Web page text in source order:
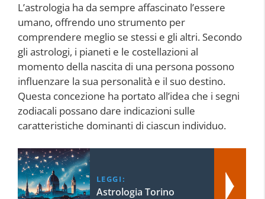
L’astrologia ha da sempre affascinato l’essere
umano, offrendo uno strumento per
comprendere meglio se stessi e gli altri. Secondo
gli astrologi, i pianeti e le costellazioni al
momento della nascita di una persona possono
influenzare la sua personalità e il suo destino.
Questa concezione ha portato all’idea che i segni
zodiacali possano dare indicazioni sulle
caratteristiche dominanti di ciascun individuo.
LEGGI:
Astrologia Torino